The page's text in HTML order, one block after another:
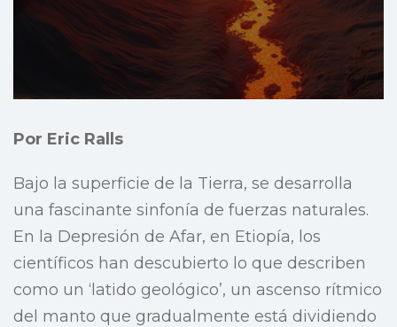
Por Eric Ralls
Bajo la superficie de la Tierra, se desarrolla
una fascinante sinfonía de fuerzas naturales.
En la Depresión de Afar, en Etiopía, los
científicos han descubierto lo que describen
como un ‘latido geológico’, un ascenso rítmico
del manto que gradualmente está dividiendo